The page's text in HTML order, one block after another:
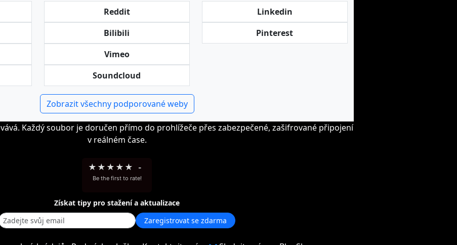
Reddit
Bilibili
Vimeo
Soundcloud
Linkedin
Pinterest
Zobrazit všechny podporované weby
Každý soubor je doručen přímo do prohlížeče přes zabezpečené, zašifrované připojení
v reálném čase.
★ ★ ★ ★ ★ -
Be the first to rate!
Získat tipy pro stažení a aktualizace
Zaregistrovat se zdarma